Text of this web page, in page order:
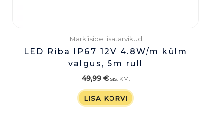
Markiiside lisatarvikud
LED Riba IP67 12V 4.8W/m külm
valgus, 5m rull
49,99 € sis. KM.
LISA KORVI